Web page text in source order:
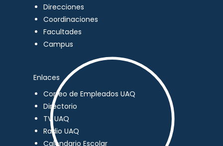
Direcciones
Coordinaciones
Facultades
Campus
Enlaces
Correo de Empleados UAQ
Directorio
TV UAQ
Radio UAQ
Calendario Escolar